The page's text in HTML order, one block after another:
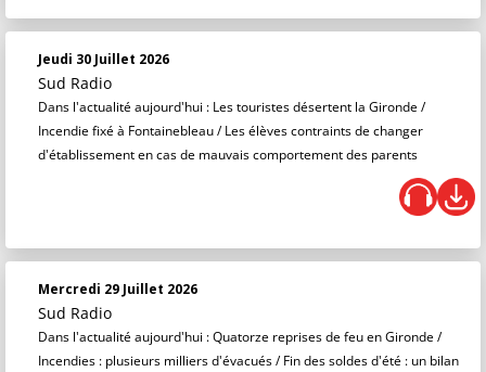
Jeudi 30 Juillet 2026
Sud Radio
Dans l'actualité aujourd'hui : Les touristes désertent la Gironde /
Incendie fixé à Fontainebleau / Les élèves contraints de changer
d'établissement en cas de mauvais comportement des parents
Mercredi 29 Juillet 2026
Sud Radio
Dans l'actualité aujourd'hui : Quatorze reprises de feu en Gironde /
Incendies : plusieurs milliers d'évacués / Fin des soldes d'été : un bilan